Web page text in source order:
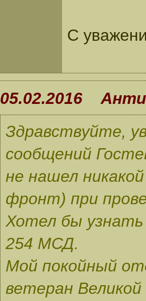
С
05.02.2016
Здравствуйте,
сообщений
не нашел
фронт) при
Хотел бы узнать
254 МСД.
Мой покойный
ветеран